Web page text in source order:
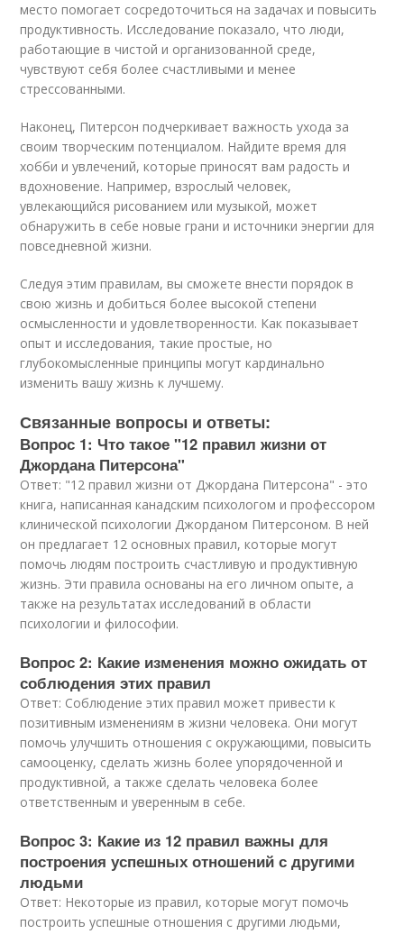
место помогает сосредоточиться на задачах и повысить
продуктивность. Исследование показало, что люди,
работающие в чистой и организованной среде,
чувствуют себя более счастливыми и менее
стрессованными.
Наконец, Питерсон подчеркивает важность ухода за
своим творческим потенциалом. Найдите время для
хобби и увлечений, которые приносят вам радость и
вдохновение. Например, взрослый человек,
увлекающийся рисованием или музыкой, может
обнаружить в себе новые грани и источники энергии для
повседневной жизни.
Следуя этим правилам, вы сможете внести порядок в
свою жизнь и добиться более высокой степени
осмысленности и удовлетворенности. Как показывает
опыт и исследования, такие простые, но
глубокомысленные принципы могут кардинально
изменить вашу жизнь к лучшему.
Связанные вопросы и ответы:
Вопрос 1: Что такое "12 правил жизни от
Джордана Питерсона"
Ответ: "12 правил жизни от Джордана Питерсона" - это
книга, написанная канадским психологом и профессором
клинической психологии Джорданом Питерсоном. В ней
он предлагает 12 основных правил, которые могут
помочь людям построить счастливую и продуктивную
жизнь. Эти правила основаны на его личном опыте, а
также на результатах исследований в области
психологии и философии.
Вопрос 2: Какие изменения можно ожидать от
соблюдения этих правил
Ответ: Соблюдение этих правил может привести к
позитивным изменениям в жизни человека. Они могут
помочь улучшить отношения с окружающими, повысить
самооценку, сделать жизнь более упорядоченной и
продуктивной, а также сделать человека более
ответственным и уверенным в себе.
Вопрос 3: Какие из 12 правил важны для
построения успешных отношений с другими
людьми
Ответ: Некоторые из правил, которые могут помочь
построить успешные отношения с другими людьми,